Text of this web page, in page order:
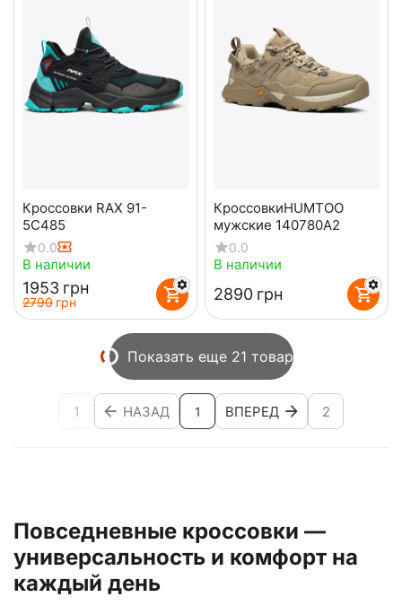
Кроссовки RAX 91-
5C485
0.0
В наличии
‍1953‍ грн
‍2790‍ грн
КроссовкиHUMTOO
мужские 140780А2
0.0
В наличии
‍2890‍ грн
Показать еще 21 товар
1 НАЗАД 1 ВПЕРЕД 2
Повседневные кроссовки —
универсальность и комфорт на
каждый день